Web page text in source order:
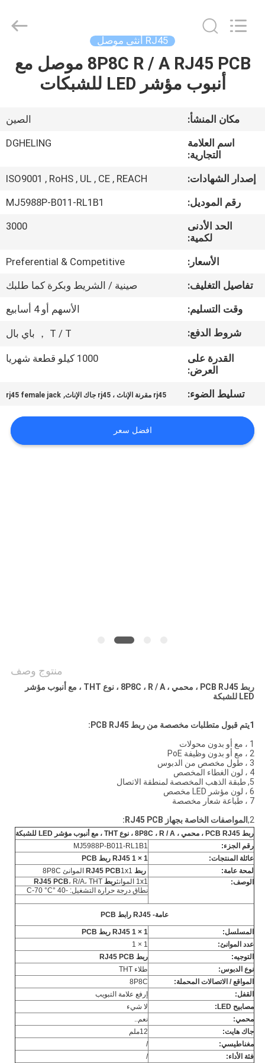
الصفحة
الرئيسية
منتجات
معلومات
عنا
جولة
المعمل
مراقبة
الجودة
اتصل
اطلب
اقتباس
Developed
RJ45 أنثى موصل
8P8C R / A RJ45 PCB موصل مع
أنبوب مؤشر LED للشبكات
مكان المنشأ:
الصين
اسم العلامة
التجارية:
DGHELING
إصدار الشهادات:
ISO9001 , RoHS , UL , CE , REACH
رقم الموديل:
MJ5988P-B011-RL1B1
الحد الأدنى
لكمية:
3000
الأسعار:
Preferential & Competitive
تفاصيل التغليف:
صينية / الشريط وبكرة كما طلبك
وقت التسليم:
الأسهم أو 4 أسابيع
شروط الدفع:
T / T ， باي بال
القدرة على
العرض:
1000 كيلو قطعة شهريا
تسليط الضوء: rj45 مقرنة الإناث ، rj45 جاك الإناث ,
rj45 female jack
افضل سعر
منتوج وصف
ربط PCB RJ45 ، محمي ، 8P8C ، R / A ، نوع THT ، مع أنبوب مؤشر
LED للشبكة
1يتم قبول متطلبات مخصصة من ربط PCB RJ45:
1 ، مع أو بدون محولات
2 ، مع أو بدون وظيفة PoE
3 ، طول مخصص من الدبوس
4 ، لون الغطاء المخصص
5, طبقة الذهب المخصصة لمنطقة الاتصال
6 ، لون مؤشر LED مخصص
7 ، طباعة شعار مخصصة
2,المواصفات الخاصة بجهاز RJ45 PCB:
ربط PCB RJ45 ، محمي ، 8P8C ، R / A ، نوع THT ، مع أنبوب مؤشر LED للشبكة
رقم الجزء:
MJ5988P-B011-RL1B1
عائلة المنتجات:
1 × 1 RJ45 ربط PCB
لمحة عامة:
ربط RJ45 PCB 1x1 الموانئ 8P8C
الوصف:
1x1 الموانئ ربط RJ45 PCB ، R/A، THT
نطاق درجة حرارة التشغيل: -40 °C-70 °C
عامة- RJ45 رابط PCB
المسلسل:
1 × 1 RJ45 ربط PCB
عدد الموانئ:
1 × 1
التوجيه:
ربط RJ45 PCB
نوع الدبوس:
طلاء THT
المواقع / الاتصالات المحملة:
8P8C
القفل:
إرفع علامة التبويب
مصابيح LED:
لا شيء
محمي:
نعم..
جاك هايت:
12ملم
مغناطيسي:
/
فئة الأداء:
/